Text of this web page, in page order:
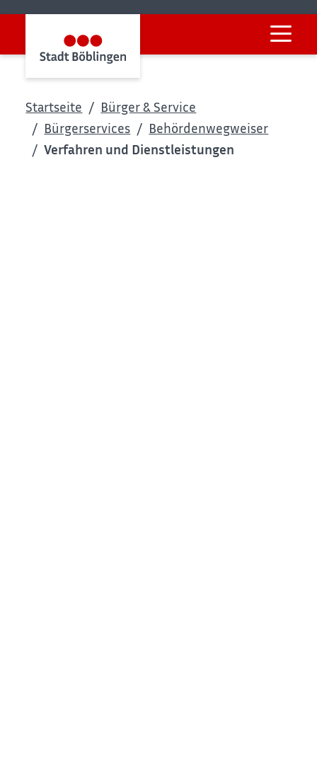
Startseite
Bürger & Service
Bürgerservices
Behördenwegweiser
Verfahren und Dienstleistungen